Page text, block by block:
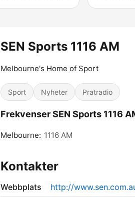
SEN Sports 1116 AM
Melbourne's Home of Sport
Sport Nyheter Pratradio
Frekvenser SEN Sports 1116
Melbourne: 1116 AM
Kontakter
Webbplats
http://